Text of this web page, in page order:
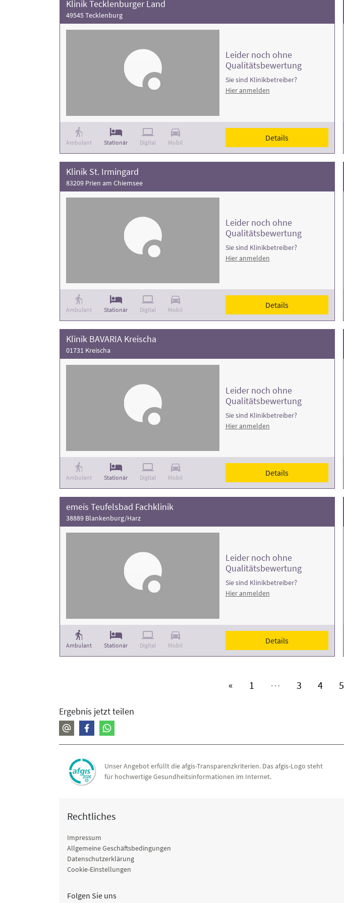
Klinik Tecklenburger Land
49545 Tecklenburg
Ambulant Stationär Digital Mobil
Leider noch ohne
Qualitätsbewertung
Sie sind Klinikbetreiber?
Hier anmelden
Details
Klinik St. Irmingard
83209 Prien am Chiemsee
Ambulant Stationär Digital Mobil
Leider noch ohne
Qualitätsbewertung
Sie sind Klinikbetreiber?
Hier anmelden
Details
Klinik BAVARIA Kreischa
01731 Kreischa
Ambulant Stationär Digital Mobil
Leider noch ohne
Qualitätsbewertung
Sie sind Klinikbetreiber?
Hier anmelden
Details
emeis Teufelsbad Fachklinik
38889 Blankenburg/Harz
Ambulant Stationär Digital Mobil
Leider noch ohne
Qualitätsbewertung
Sie sind Klinikbetreiber?
Hier anmelden
Details
« 1 (aktiv)
⋯ 3 (aktiv)
4(aktiv)
5
Ergebnis jetzt teilen
Unser Angebot erfüllt die afgis-Transparenzkriterien. Das afgis-Logo steht
für hochwertige Gesundheitsinformationen im Internet.
Rechtliches
Impressum
Allgemeine Geschäftsbedingungen
Datenschutzerklärung
Cookie-Einstellungen
Folgen Sie uns